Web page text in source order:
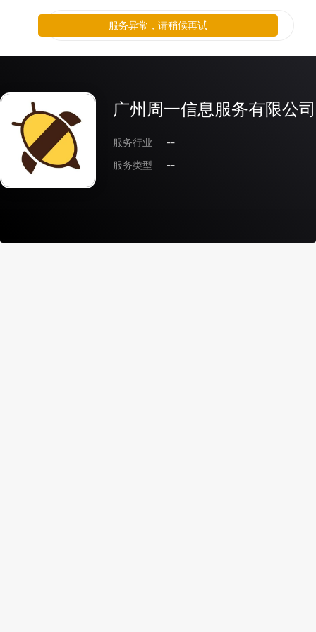
广州周一信息服务有限公司
服务行业
--
服务类型
--
服务异常，请稍候再试